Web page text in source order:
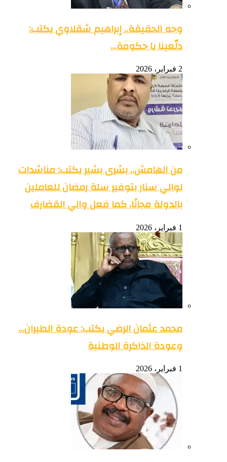
وجه الحقيقة.. إبراهيم شقلاوي يكتب:
دلّعينا يا حكومة…
2 فبراير، 2026
من الهامش.. بشرى بشير يكتب: مناشدات
لوالي سنار بتوفير سلة رمضان للعاملين
بالدولة مجانًا، كما فعل والي القضارف
1 فبراير، 2026
محمد عثمان الرضي يكتب: عودة الطيران…
وعودة الذاكرة الوطنية
1 فبراير، 2026